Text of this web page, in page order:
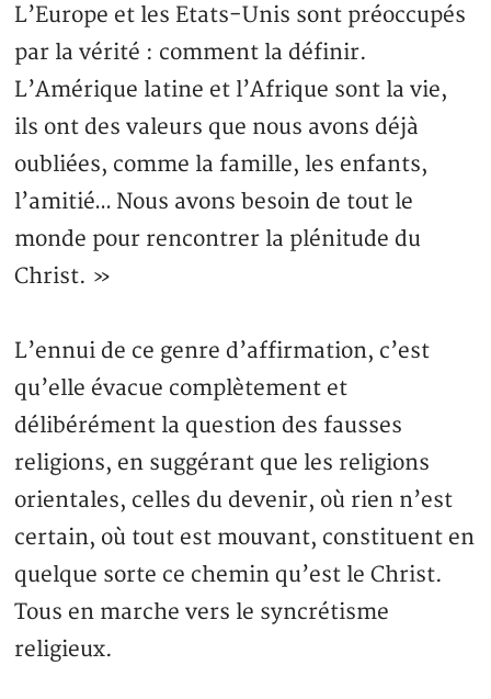
L’Europe et les Etats-Unis sont préoccupés
par la vérité : comment la définir.
L’Amérique latine et l’Afrique sont la vie,
ils ont des valeurs que nous avons déjà
oubliées, comme la famille, les enfants,
l’amitié… Nous avons besoin de tout le
monde pour rencontrer la plénitude du
Christ. »
L’ennui de ce genre d’affirmation, c’est
qu’elle évacue complètement et
délibérément la question des fausses
religions, en suggérant que les religions
orientales, celles du devenir, où rien n’est
certain, où tout est mouvant, constituent en
quelque sorte ce chemin qu’est le Christ.
Tous en marche vers le syncrétisme
religieux.